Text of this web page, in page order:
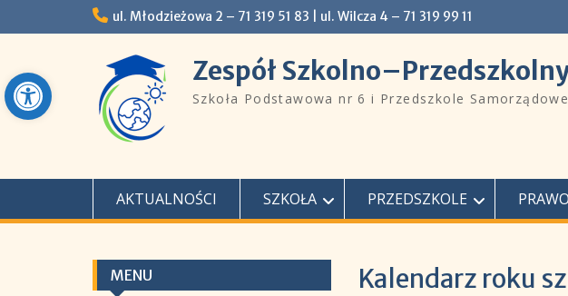
Open toolbar
ul. Młodzieżowa 2 – 71 319 51 83 |ㅤㅤ​​ ​ul. Wilcza 4 – 71 319 99 11
Zespół
Szkoła Podstawowa nr 6 i Przedszkole
AKTUALNOŚCI SZKOŁA PRZEDSZKOLE PRAWO
Kalendarz roku
MENU